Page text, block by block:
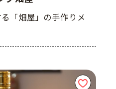
「畑屋」の手作りメ